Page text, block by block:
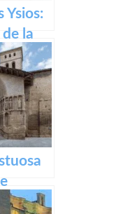
Ysios:
la
en
El Real